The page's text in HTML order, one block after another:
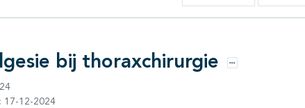
bij thoraxchirurgie Opties
17-12-2024